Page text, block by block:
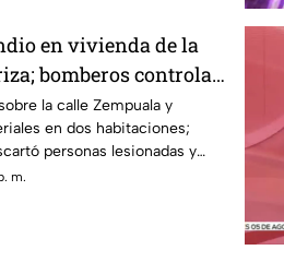
en vivienda de la
bomberos controlan
la calle Zempuala y
en dos habitaciones;
personas lesionadas y
m.